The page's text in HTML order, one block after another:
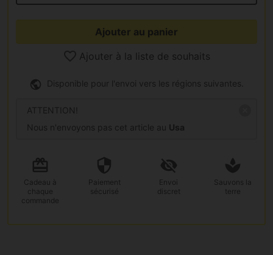
Ajouter au panier
Ajouter à la liste de souhaits
Disponible pour l'envoi vers les régions suivantes.
ATTENTION!
Nous n'envoyons pas cet article au Usa
Cadeau à
chaque
commande
Paiement
sécurisé
Envoi
discret
Sauvons la
terre